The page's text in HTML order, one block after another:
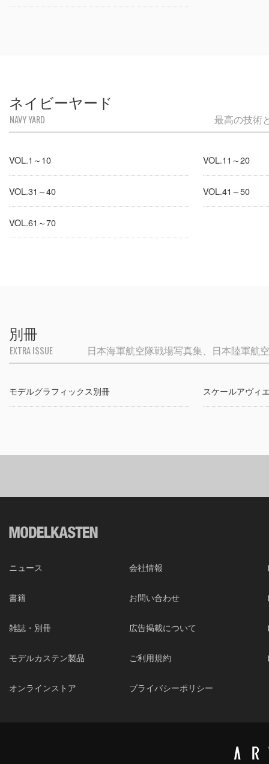
ネイビーヤード
最高の技術
NAVY YARD
VOL.1～10 VOL.11～20
VOL.31～40 VOL.41～50
VOL.61～70
別冊
日本海軍航空隊戦場写真集、日本陸軍航
EXTRA ISSUE
モデルグラフィックス別冊 スケールアヴィ
ニュース
書籍
雑誌・別冊
モデルカステン製品
オンラインストア
会社情報
お問い合わせ
広告掲載について
ご利用規約
プライバシーポリシー